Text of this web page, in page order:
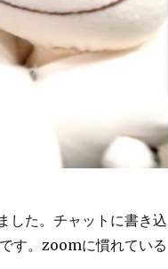
した。チャットに書き込
す。zoomに慣れている